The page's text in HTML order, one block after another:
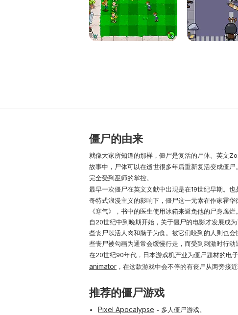
僵尸的由来
就像大家所知道的那样，僵尸是复活的尸体。英文
故事中，尸体可以在逝世很多年后重新复活变成僵
完全受到巫师的掌控。
最早一次僵尸在英文文献中出现是在19世纪早期。
哥特式浪漫主义的影响下，僵尸这一元素在作家霍
《寒气》，书中的医生使用冰箱来避免他的尸身腐烂。
自20世纪中到晚期开始，关于僵尸的电影才发展成
些丧尸以活人肉和脑子为食。被它们咬到的人则也
些丧尸被勾画为通常会缓慢行走，而受到刺激时行动
在20世纪90年代，日本游戏机产业为僵尸题材的电
animator ，在这款游戏中会不停的有丧尸从两旁接
推荐的僵尸游戏
Pixel Apocalypse - 多人僵尸游戏。